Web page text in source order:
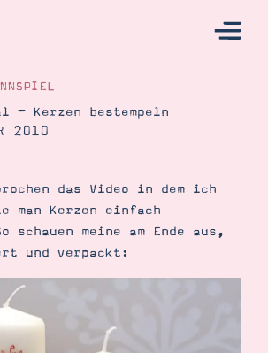
– Kerzen bestempeln
2010
das Video in dem ich
man Kerzen einfach
schauen meine am Ende aus,
und verpackt: